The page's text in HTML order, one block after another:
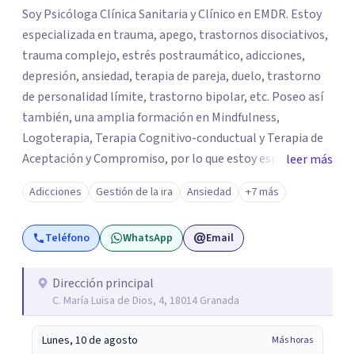
Soy Psicóloga Clínica Sanitaria y Clínico en EMDR. Estoy
especializada en trauma, apego, trastornos disociativos,
trauma complejo, estrés postraumático, adicciones,
depresión, ansiedad, terapia de pareja, duelo, trastorno
de personalidad límite, trastorno bipolar, etc. Poseo así
también, una amplia formación en Mindfulness,
Logoterapia, Terapia Cognitivo-conductual y Terapia de
Aceptación y Compromiso, por lo que estoy especializada
en educación emocional, gestión de la ira, problemas
relacionales, vacío existencial y autoestima. Trabajo
desde veinte años, tanto de forma presencial (Granada),
como online.
leer más
Adicciones Gestión de la ira Ansiedad +7 más
Teléfono WhatsApp Email
Dirección principal
C. María Luisa de Dios, 4, 18014 Granada
Lunes, 10 de agosto Más horas